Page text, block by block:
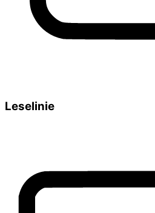
Leselinie